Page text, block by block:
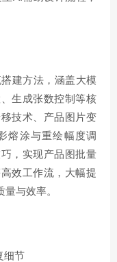
建方法，涵盖大模
生成张数控制等核
技术、产品图片变
熔涂与重绘幅度调
，实现产品图批量
效工作流，大幅提
与效率。
细节